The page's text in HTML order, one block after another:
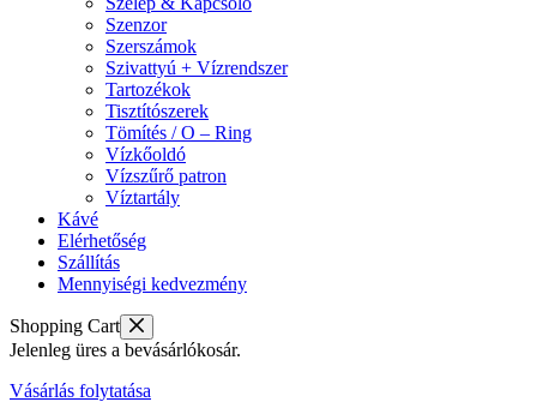
Szenzor
Szerszámok
Szivattyú + Vízrendszer
Tartozékok
Tisztítószerek
Tömítés / O – Ring
Vízkőoldó
Vízszűrő patron
Víztartály
Kávé
Elérhetőség
Szállítás
Mennyiségi kedvezmény
Shopping Cart
Jelenleg üres a bevásárlókosár.
Vásárlás folytatása